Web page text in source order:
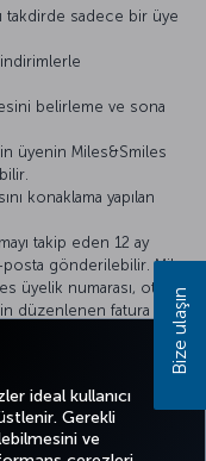
ideal kullanıcı
Gerekli
ve
takdirde sadece bir üye
belirleme ve sona
üyenin Miles&Smiles
konaklama yapılan
takip eden 12 ay
gönderilebilir. Mil
üyelik numarası, otele
düzenlenen fatura
Bize ulaşın